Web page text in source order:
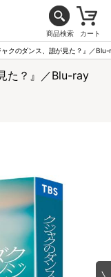
商品検索 カート
クのダンス、誰が見た？』／
た？』／Blu-ray